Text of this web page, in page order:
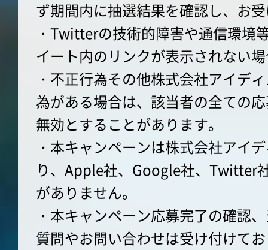
ず期間内に抽選結果を確認し、お
・Twitterの技術的障害や通信環境
イート内のリンクが表示されない
・不正行為その他株式会社アイデ
為がある場合は、該当者の全ての
無効とすることがあります。
・本キャンペーンは株式会社アイ
り、Apple社、Google社、Twitter
がありません。
・本キャンペーン応募完了の確認
質問やお問い合わせは受け付けて